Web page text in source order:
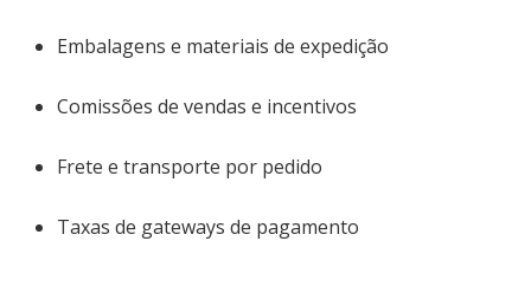
Embalagens e materiais de expedição
Comissões de vendas e incentivos
Frete e transporte por pedido
Taxas de gateways de pagamento